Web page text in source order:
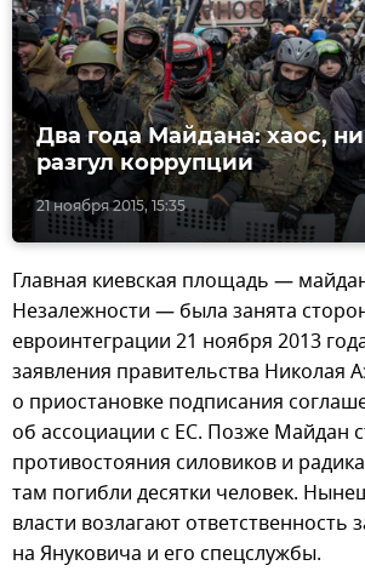
21 ноября 2015, 15:35
Два года Майдана: хаос,
разгул коррупции
Главная киевская площадь —
Незалежности — была занята
евроинтеграции 21 ноября 2013
заявления правительства Николая
о приостановке подписания
об ассоциации с ЕС. Позже Майдан
противостояния силовиков и
там погибли десятки человек.
власти возлагают ответственность
на Януковича и его спецслужбы.